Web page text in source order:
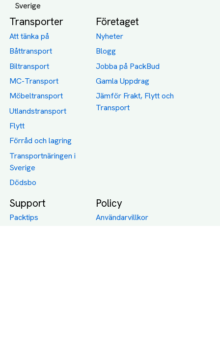
Transporter
Att tänka på
Båttransport
Biltransport
MC-Transport
Möbeltransport
Utlandstransport
Flytt
Förråd och lagring
Transportnäringen i
Sverige
Dödsbo
Företaget
Nyheter
Blogg
Jobba på PackBud
Gamla Uppdrag
Jämför Frakt, Flytt och
Transport
Support
Packtips
Policy
Användarvillkor